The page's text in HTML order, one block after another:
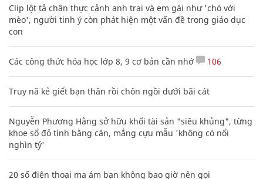
Clip lột tả chân thực cảnh anh trai và em gái như 'chó với
mèo', người tinh ý còn phát hiện một vấn đề trong giáo dục
con
Các công thức hóa học lớp 8, 9 cơ bản cần nhớ 106
Truy nã kẻ giết bạn thân rồi chôn ngồi dưới bãi cát
Nguyễn Phương Hằng sở hữu khối tài sản "siêu khủng", từng
khoe sổ đỏ tính bằng cân, mắng cựu mẫu 'không có nổi
nghìn tỷ'
20 số điện thoại ma ám bạn không bao giờ nên gọi